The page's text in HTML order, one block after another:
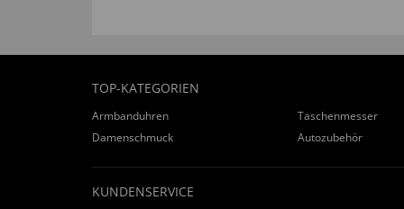
TOP-KATEGORIEN
Armbanduhren
Taschenmesser
Damenschmuck
Autozubehör
KUNDENSERVICE